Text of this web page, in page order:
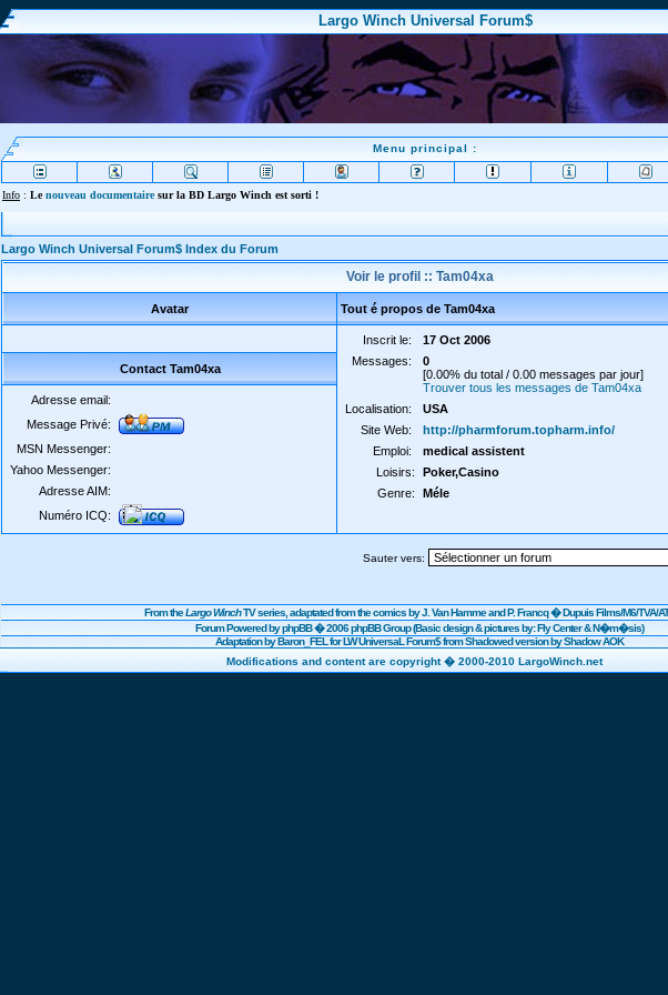
Largo Winch Universal Forum$
Menu principal :
Info : Lenouveau documentairesur la BD Largo Winch est sorti !
Largo Winch Universal Forum$ Index du Forum
Voir le profil :: Tam04xa
Avatar Tout é propos de Tam04xa
Inscrit le:
17 Oct 2006
Messages:
0
[0.00% du total / 0.00 messages par jour]
Trouver tous les messages de Tam04xa
Localisation:
USA
Site Web:
http://pharmforum.topharm.info/
Emploi:
medical assistent
Loisirs:
Poker,Casino
Genre:
Méle
Contact Tam04xa
Adresse email:
Message Privé:
MSN Messenger:
Yahoo Messenger:
Adresse AIM:
Numéro ICQ:
Sauter vers:
From theLargo WinchTV series, adaptated from the comics by J. Van Hamme and P. Francq �DupuisFilms/M6/TVA/
Forum Powered byphpBB� 2006 phpBB Group (Basic design & pictures by: Fly Center & N�m�sis)
Adaptation by Baron_FEL for LW UniversaL Forum$ from Shadowed version by Shadow AOK
Modifications and content are copyright � 2000-2010 LargoWinch.net